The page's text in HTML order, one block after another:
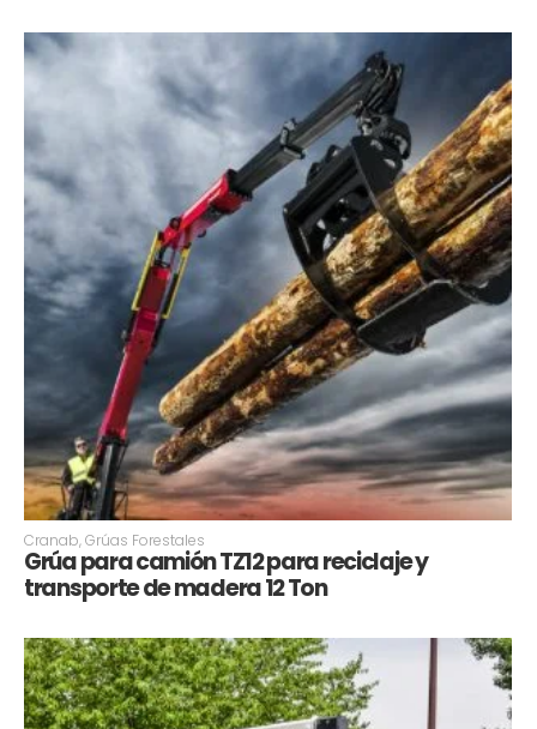
Cranab,Grúas Forestales
Grúa para camión TZ12 para reciclaje y
transporte de madera 12 Ton